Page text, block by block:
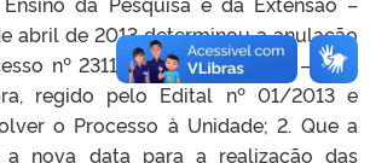
abril de 2013 determinou a anulação
nº 23110.008220/2012-81 – área
regido pelo Edital nº 01/2013 e
o Processo à Unidade; 2. Que a
a nova data para a realização das